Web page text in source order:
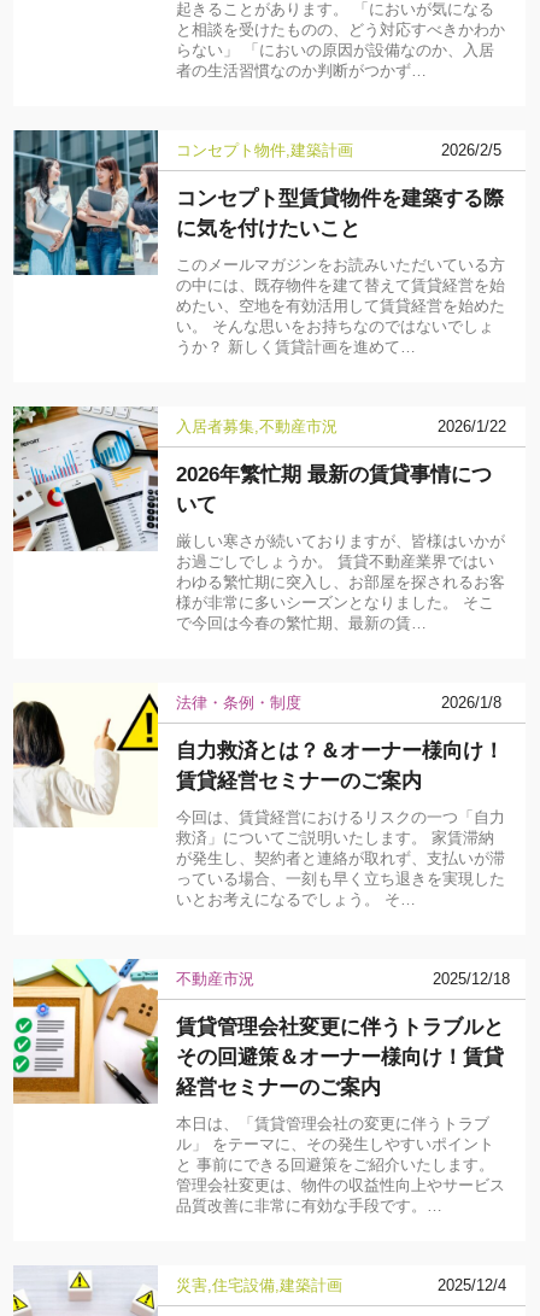
起きることがあります。 「においが気になる
と相談を受けたものの、どう対応すべきかわか
らない」 「においの原因が設備なのか、入居
者の生活習慣なのか判断がつかず…
コンセプト物件 建築計画 2026/2/5
コンセプト型賃貸物件を建築する際
に気を付けたいこと
このメールマガジンをお読みいただいている方
の中には、既存物件を建て替えて賃貸経営を始
めたい、空地を有効活用して賃貸経営を始めた
い。 そんな思いをお持ちなのではないでしょ
うか？ 新しく賃貸計画を進めて…
入居者募集 不動産市況 2026/1/22
2026年繁忙期 最新の賃貸事情につ
いて
厳しい寒さが続いておりますが、皆様はいかが
お過ごしでしょうか。 賃貸不動産業界ではい
わゆる繁忙期に突入し、お部屋を探されるお客
様が非常に多いシーズンとなりました。 そこ
で今回は今春の繁忙期、最新の賃…
法律・条例・制度 2026/1/8
自力救済とは？＆オーナー様向け！
賃貸経営セミナーのご案内
今回は、賃貸経営におけるリスクの一つ「自力
救済」についてご説明いたします。 家賃滞納
が発生し、契約者と連絡が取れず、支払いが滞
っている場合、一刻も早く立ち退きを実現した
いとお考えになるでしょう。 そ…
不動産市況 2025/12/18
賃貸管理会社変更に伴うトラブルと
その回避策＆オーナー様向け！賃貸
経営セミナーのご案内
本日は、「賃貸管理会社の変更に伴うトラブ
ル」 をテーマに、その発生しやすいポイント
と 事前にできる回避策をご紹介いたします。
管理会社変更は、物件の収益性向上やサービス
品質改善に非常に有効な手段です。…
災害 住宅設備 建築計画 2025/12/4